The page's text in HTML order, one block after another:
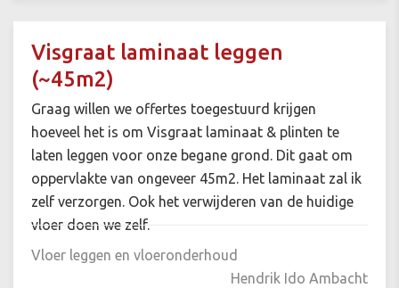
Visgraat laminaat leggen
(~45m2)
Graag willen we offertes toegestuurd krijgen
hoeveel het is om Visgraat laminaat & plinten te
laten leggen voor onze begane grond. Dit gaat om
oppervlakte van ongeveer 45m2. Het laminaat zal ik
zelf verzorgen. Ook het verwijderen van de huidige
vloer doen we zelf.
Vloer leggen en vloeronderhoud
Hendrik Ido Ambacht